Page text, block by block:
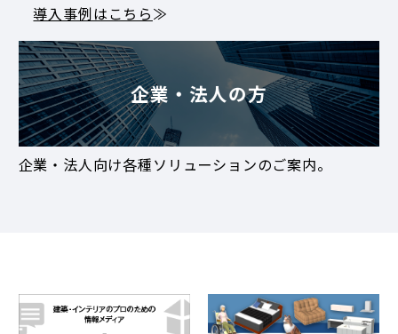
導入事例はこちら≫
企業・法人の方
企業・法人向け各種ソリューションのご案内。